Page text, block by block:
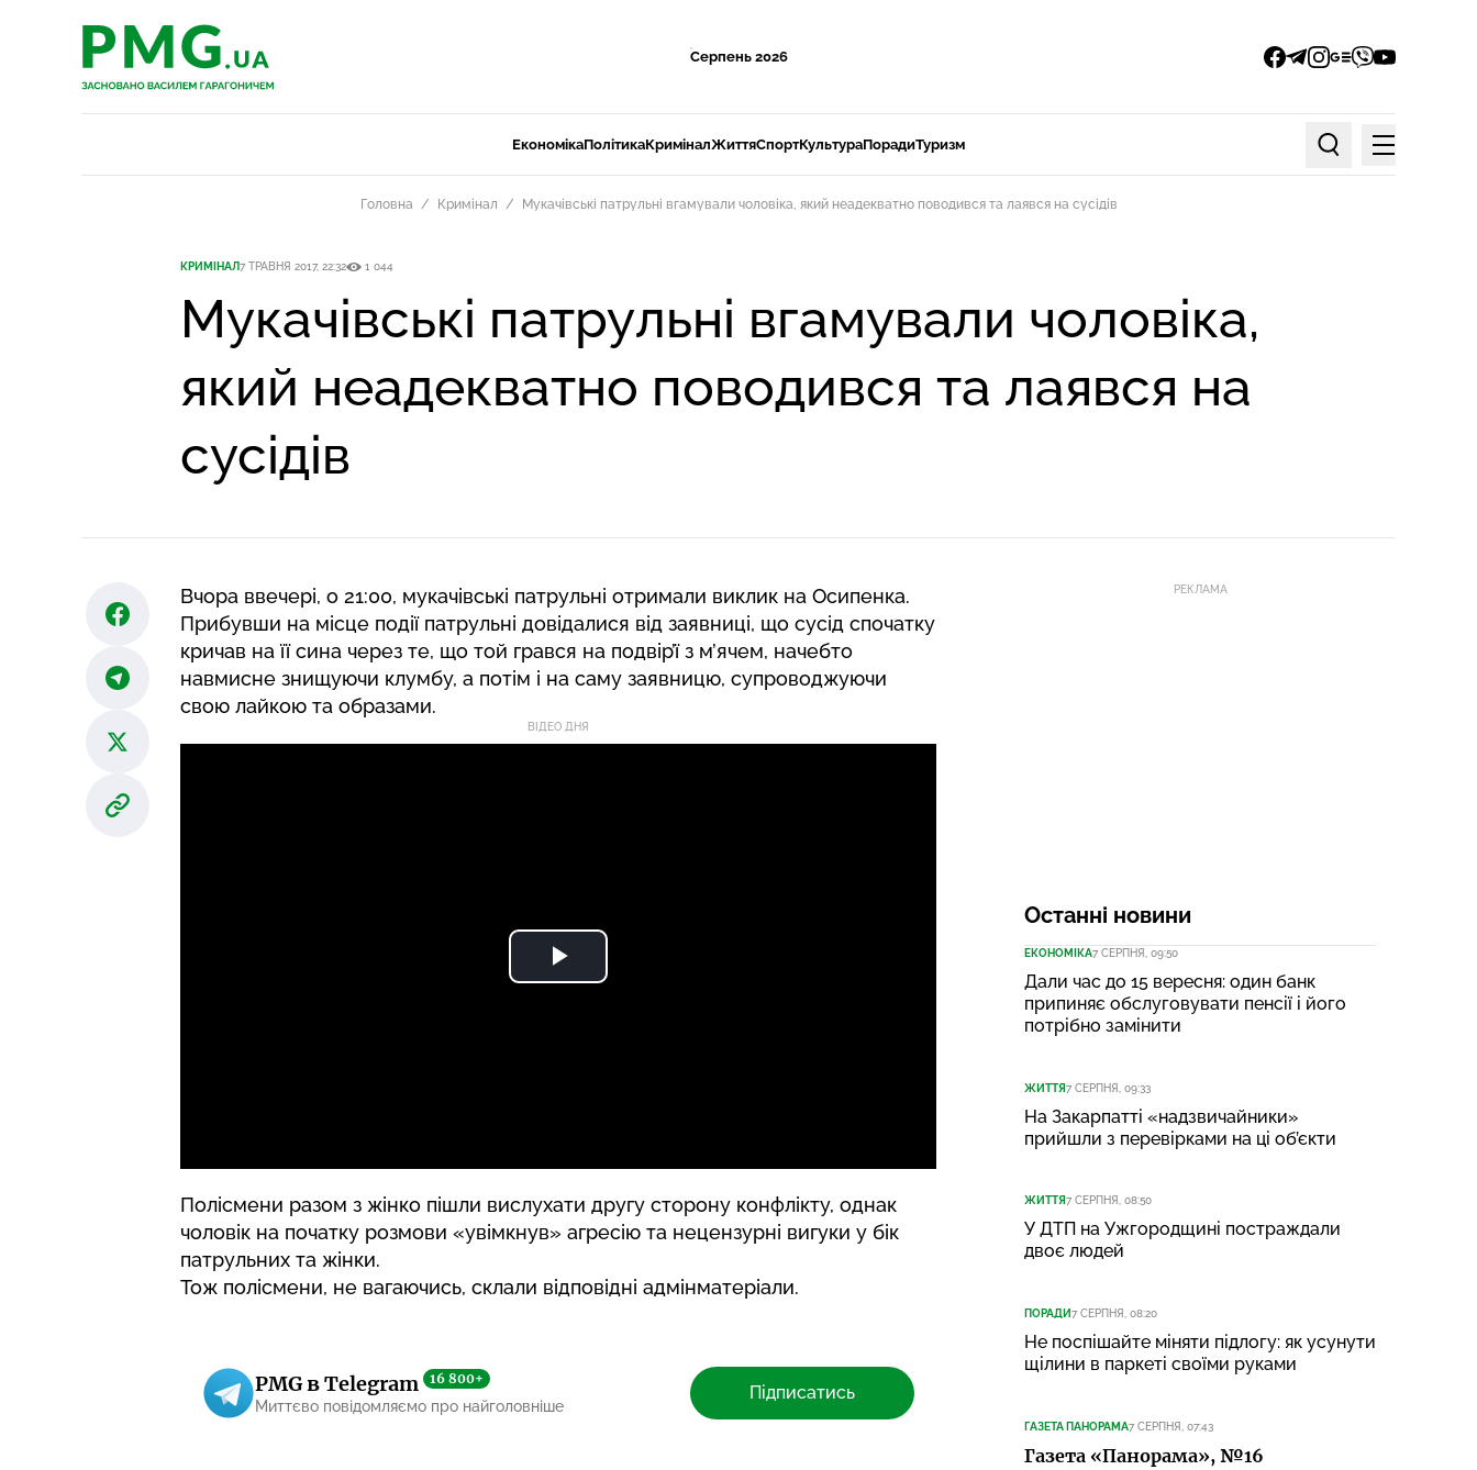
PMG.ua
Серпень 2026
facebook
telegram
instagram
google_news
viberyoutube
PMG.ua
ЕкономікаПолітикаКриміналЖиттяСпортКультураПорадиТуризм
Пошук по статтях
Меню
Головна Кримінал Мукачівські патрульні вгамували чоловіка, який неадекватно поводився та лаявся на сусідів
КРИМІНАЛ7 ТРАВНЯ 2017, 22:32 1 044
Мукачівські патрульні вгамували чоловіка,
який неадекватно поводився та лаявся на
сусідів
Вчора ввечері, о 21:00, мукачівські патрульні отримали виклик на Осипенка.
Прибувши на місце події патрульні довідалися від заявниці, що сусід спочатку
кричав на її сина через те, що той грався на подвір’ї з м’ячем, начебто
навмисне знищуючи клумбу, а потім і на саму заявницю, супроводжуючи
свою лайкою та образами.
ВІДЕО ДНЯ
Полісмени разом з жінко пішли вислухати другу сторону конфлікту, однак
чоловік на початку розмови «увімкнув» агресію та нецензурні вигуки у бік
патрульних та жінки.
Тож полісмени, не вагаючись, склали відповідні адмінматеріали.
PMG в Telegram 16 800+
Миттєво повідомляємо про найголовніше
Підписатись
РЕКЛАМА
Останні новини
ЕКОНОМІКА7 СЕРПНЯ, 09:50
Дали час до 15 вересня: один банк
припиняє обслуговувати пенсії і його
потрібно замінити
ЖИТТЯ7 СЕРПНЯ, 09:33
На Закарпатті «надзвичайники»
прийшли з перевірками на ці об’єкти
ЖИТТЯ7 СЕРПНЯ, 08:50
У ДТП на Ужгородщині постраждали
двоє людей
ПОРАДИ7 СЕРПНЯ, 08:20
Не поспішайте міняти підлогу: як усунути
щілини в паркеті своїми руками
ГАЗЕТА ПАНОРАМА7 СЕРПНЯ, 07:43
Газета «Панорама», №16